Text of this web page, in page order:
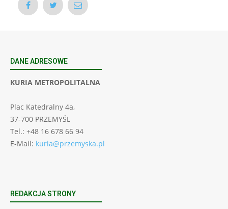
DANE ADRESOWE
KURIA METROPOLITALNA
Plac Katedralny 4a,
37-700 PRZEMYŚL
Tel.: +48 16 678 66 94
E-Mail: kuria@przemyska.pl
REDAKCJA STRONY